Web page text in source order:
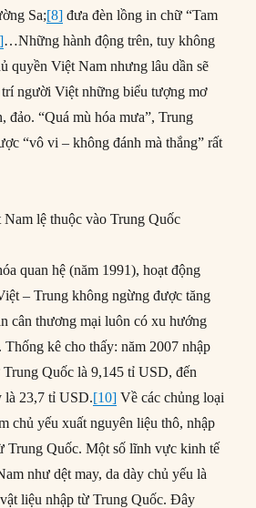
Sa;[8] đưa đèn lồng in chữ “Tam
…Những hành động trên, tuy không
quyền Việt Nam nhưng lâu dần sẽ
người Việt những biểu tượng mơ
đảo. “Quá mù hóa mưa”, Trung
“vô vi – không đánh mà thắng” rất
lệ thuộc vào Trung Quốc
quan hệ (năm 1991), hoạt động
– Trung không ngừng được tăng
cân thương mại luôn có xu hướng
kê cho thấy: năm 2007 nhập
Quốc là 9,145 tỉ USD, đến
là 23,7 tỉ USD.[10] Về các chủng loại
chủ yếu xuất nguyên liệu thô, nhập
Trung Quốc. Một số lĩnh vực kinh tế
như dệt may, da dày chủ yếu là
liệu nhập từ Trung Quốc. Đây